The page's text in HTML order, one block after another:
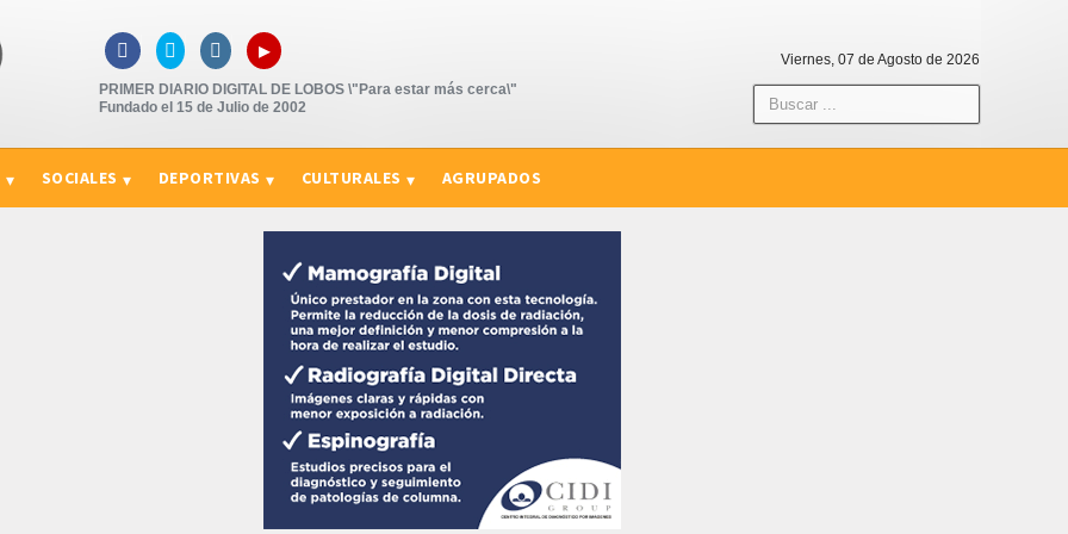
   ▸
PRIMER DIARIO DIGITAL DE LOBOS \"Para estar más cerca\"
Fundado el 15 de Julio de 2002
Viernes, 07 de Agosto de 2026
SOCIALES DEPORTIVAS CULTURALES AGRUPADOS